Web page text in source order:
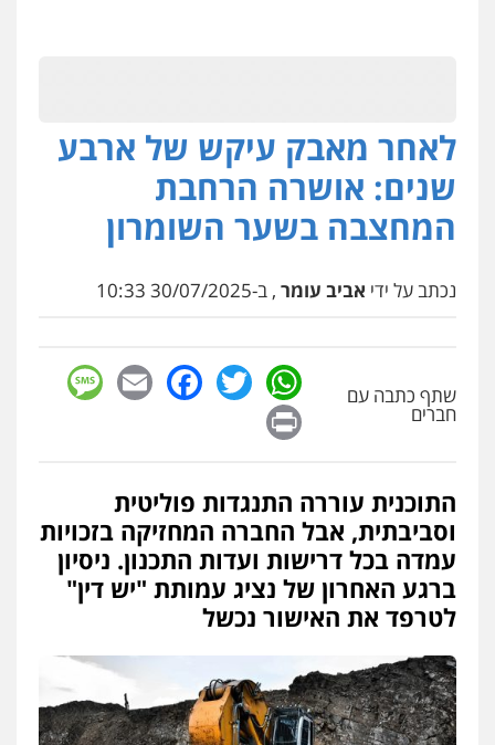
לאחר מאבק עיקש של ארבע
שנים: אושרה הרחבת
המחצבה בשער השומרון
נכתב על ידי אביב עומר , ב-30/07/2025 10:33
שתף כתבה עם
חברים
WhatsApp
Twitter
Facebook
Email
התוכנית עוררה התנגדות פוליטית
וסביבתית, אבל החברה המחזיקה בזכויות
עמדה בכל דרישות ועדות התכנון. ניסיון
ברגע האחרון של נציג עמותת "יש דין"
לטרפד את האישור נכשל